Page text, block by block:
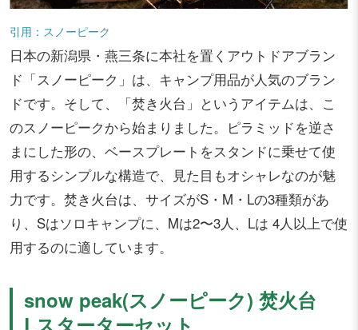
引用：スノーピーク
日本の新潟県・燕三条に本社を置くアウトドアブラン
ド「スノーピーク」は、キャンプ用品が人気のブラン
ドです。そして、「焚き火台」というアイテムは、こ
のスノーピークから始まりました。ピラミッドを逆さ
まにした形の、ベースプレートをスタンドに乗せて使
用するシンプルな構造で、見た目もオシャレなのが魅
力です。焚き火台は、サイズがS・M・Lの3種類があ
り、Sはソロキャンプに、Mは2〜3人、Lは 4人以上で使
用するのに適しています。
snow peak(スノーピーク) 焚火台